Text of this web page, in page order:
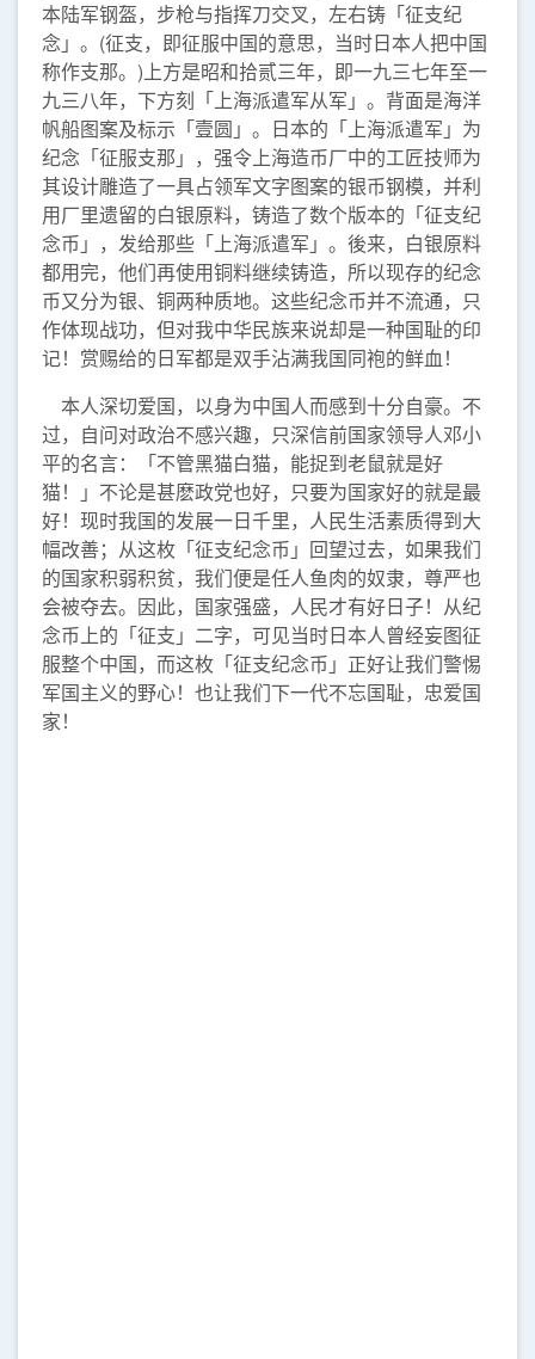
本陆军钢盔，步枪与指挥刀交叉，左右铸「征支纪
念」。(征支，即征服中国的意思，当时日本人把中国
称作支那。)上方是昭和拾贰三年，即一九三七年至一
九三八年，下方刻「上海派遣军从军」。背面是海洋
帆船图案及标示「壹圆」。日本的「上海派遣军」为
纪念「征服支那」，强令上海造币厂中的工匠技师为
其设计雕造了一具占领军文字图案的银币钢模，并利
用厂里遗留的白银原料，铸造了数个版本的「征支纪
念币」，发给那些「上海派遣军」。後来，白银原料
都用完，他们再使用铜料继续铸造，所以现存的纪念
币又分为银、铜两种质地。这些纪念币并不流通，只
作体现战功，但对我中华民族来说却是一种国耻的印
记！赏赐给的日军都是双手沾满我国同袍的鲜血！
本人深切爱国，以身为中国人而感到十分自豪。不
过，自问对政治不感兴趣，只深信前国家领导人邓小
平的名言：「不管黑猫白猫，能捉到老鼠就是好
猫！」不论是甚麽政党也好，只要为国家好的就是最
好！现时我国的发展一日千里，人民生活素质得到大
幅改善；从这枚「征支纪念币」回望过去，如果我们
的国家积弱积贫，我们便是任人鱼肉的奴隶，尊严也
会被夺去。因此，国家强盛，人民才有好日子！从纪
念币上的「征支」二字，可见当时日本人曾经妄图征
服整个中国，而这枚「征支纪念币」正好让我们警惕
军国主义的野心！也让我们下一代不忘国耻，忠爱国
家！